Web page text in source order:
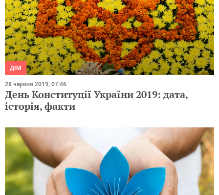
ДІМ
28 червня 2019, 07:46
День Конституції України 2019: дата,
історія, факти